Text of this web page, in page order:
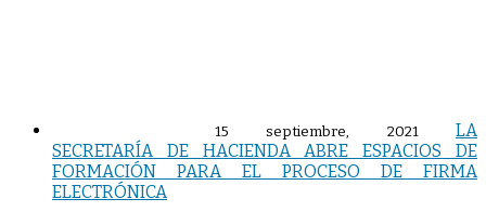
15 septiembre, 2021
LA
SECRETARÍA DE HACIENDA ABRE ESPACIOS DE
FORMACIÓN PARA EL PROCESO DE FIRMA
ELECTRÓNICA